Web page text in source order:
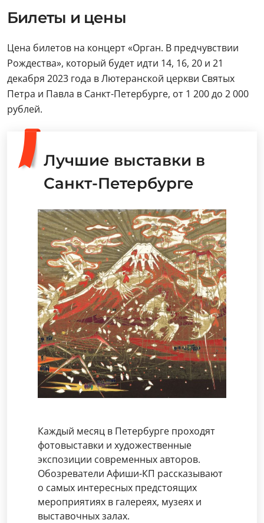
Билеты и цены
Цена билетов на концерт «Орган. В предчувствии
Рождества», который будет идти 14, 16, 20 и 21
декабря 2023 года в Лютеранской церкви Святых
Петра и Павла в Санкт-Петербурге, от 1 200 до 2 000
рублей.
Лучшие выставки в
Санкт-Петербурге
Каждый месяц в Петербурге проходят
фотовыставки и художественные
экспозиции современных авторов.
Обозреватели Афиши-КП рассказывают
о самых интересных предстоящих
мероприятиях в галереях, музеях и
выставочных залах.